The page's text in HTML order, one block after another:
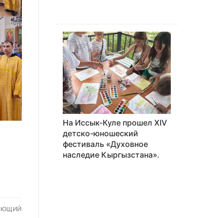
На Иссык-Куле прошел XIV
детско-юношеский
фестиваль «Духовное
наследие Кыргызстана».